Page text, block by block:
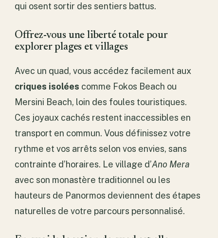
qui osent sortir des sentiers battus.
Offrez-vous une liberté totale pour
explorer plages et villages
Avec un quad, vous accédez facilement aux
criques isolées comme Fokos Beach ou
Mersini Beach, loin des foules touristiques.
Ces joyaux cachés restent inaccessibles en
transport en commun. Vous définissez votre
rythme et vos arrêts selon vos envies, sans
contrainte d’horaires. Le village d’Ano Mera
avec son monastère traditionnel ou les
hauteurs de Panormos deviennent des étapes
naturelles de votre parcours personnalisé.